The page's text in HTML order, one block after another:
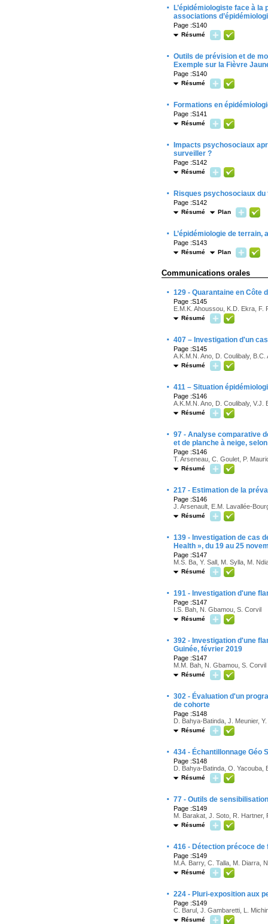
·
L’épidémiologiste face à
associations
Page :S140
Résumé
· Outils de prévision et de
Exemple sur la Fièvre
Page :S140
Résumé
· Formations en
Page :S141
Résumé
·
Impacts psychosociaux
surveiller ?
Page :S142
Résumé
· Risques psychosociaux
Page :S142
Résumé Plan
· L’épidémiologie de
Page :S143
Résumé Plan
Communications orales
· 129 - Quarantaine en Côte
Page :S145
E.M.K. Ahoussou, K.D. Ekra, F.
Résumé
· 407 – Investigation d'un
Page :S145
A.K.M.N. Ano, D. Coulibaly,
Résumé
· 411 – Situation
Page :S146
A.K.M.N. Ano, D. Coulibaly, V.J.
Résumé
· 97 - Analyse comparative
et de planche à neige, selon
Page :S146
T. Arseneau, C. Goulet, P.
Résumé
· 217 - Estimation de la
Page :S146
J. Arsenault, E.M. Lavallée-
Résumé
· 139 - Investigation de cas
Health », du 19 au 25
Page :S147
M.S. Ba, Y. Sall, M. Sylla, M.
Résumé
· 191 - Investigation d'une
Page :S147
I.S. Bah, N. Gbamou, S. Corvil
Résumé
· 392 - Investigation d'une
Guinée, février 2019
Page :S147
M.M. Bah, N. Gbamou, S. Corvil
Résumé
· 302 - Évaluation d'un
de cohorte
Page :S148
D. Bahya-Batinda, J. Meunier,
Résumé
· 434 - Échantillonnage Géo
Page :S148
D. Bahya-Batinda, O. Yacouba,
Résumé
· 77 - Outils de
Page :S149
M. Barakat, J. Soto, R. Hartner,
Résumé
· 416 - Détection précoce
Page :S149
M.A. Barry, C. Talla, M. Diarra,
Résumé
· 224 - Pluri-exposition aux
Page :S149
C. Barul, J. Gambaretti, L.
Résumé